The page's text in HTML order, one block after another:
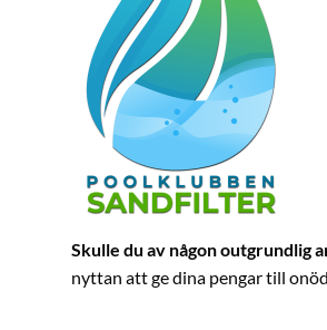
Skulle du av någon outgrundlig
nyttan att ge dina pengar till